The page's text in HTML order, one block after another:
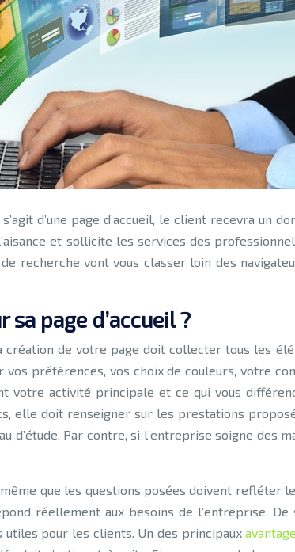
d’une page d’accueil, le client recevra un
et sollicite les services des
vont vous classer loin des
page d’accueil ?
création de votre page doit collecter tous les
préférences, vos choix de couleurs, votre
votre activité principale et ce qui vous
elle doit renseigner sur les prestations
d’étude. Par contre, si l’entreprise soigne des
que les questions posées doivent refléter
réellement aux besoins de l’entreprise.
pour les clients. Un des principaux